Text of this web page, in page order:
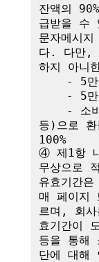
잔액의
급받을 수
문자메시
다. 다만,
하지 아니
등)으로 환
100%
④ 제1항
무상으로
유효기간
매 페이지
르며, 회사
효기간이
등을 통해
단에 대해